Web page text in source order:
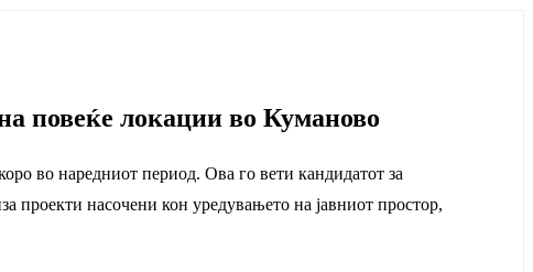
повеќе локации во Куманово
во наредниот период. Ова го вети кандидатот за
насочени кон уредувањето на јавниот простор,